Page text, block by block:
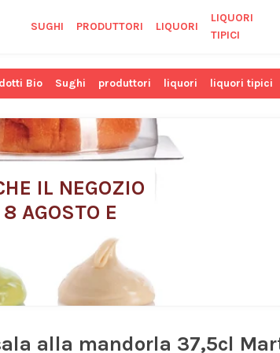
SUGHI PRODUTTORI LIQUORI
LIQUORI
TIPICI
Bio Sughi produttori liquori liquori tipici
IL NEGOZIO
AGOSTO E
alla mandorla 37,5cl